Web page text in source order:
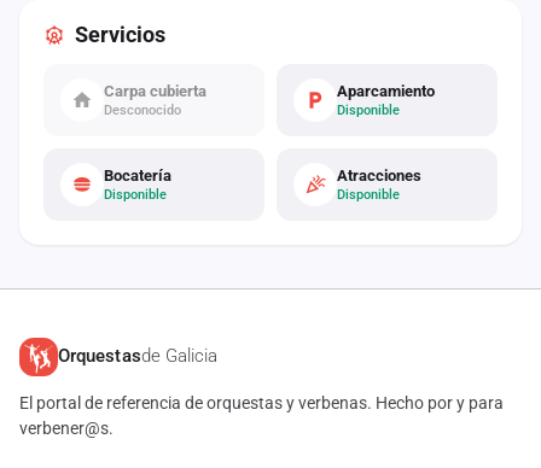
Servicios
Carpa cubierta
Desconocido
Aparcamiento
Disponible
Bocatería
Disponible
Atracciones
Disponible
Orquestasde Galicia
El portal de referencia de orquestas y verbenas. Hecho por y para
verbener@s.